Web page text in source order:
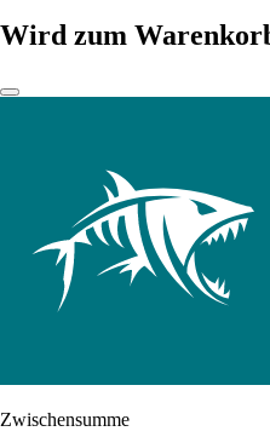
Wird zum
Zwischensumme